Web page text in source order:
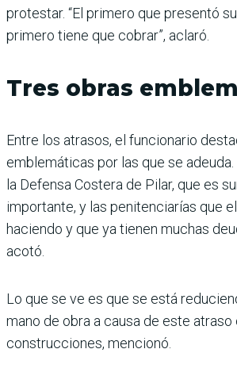
protestar. “El primero que presentó
primero tiene que cobrar”, aclaró.
Tres obras
Entre los atrasos, el funcionario
emblemáticas por las que se adeuda.
la Defensa Costera de Pilar, que es
importante, y las penitenciarías que
haciendo y que ya tienen muchas
acotó.
Lo que se ve es que se está
mano de obra a causa de este atraso
construcciones, mencionó.